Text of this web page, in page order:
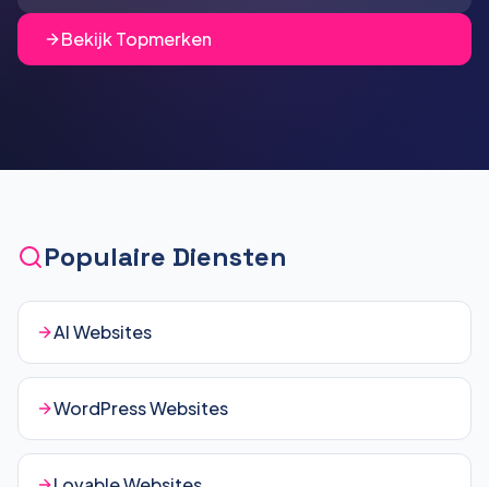
Bekijk Topmerken
Populaire Diensten
AI Websites
WordPress Websites